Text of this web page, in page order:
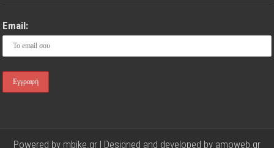
Email:
Powered by mbike.gr | Designed and developed by amoweb.gr